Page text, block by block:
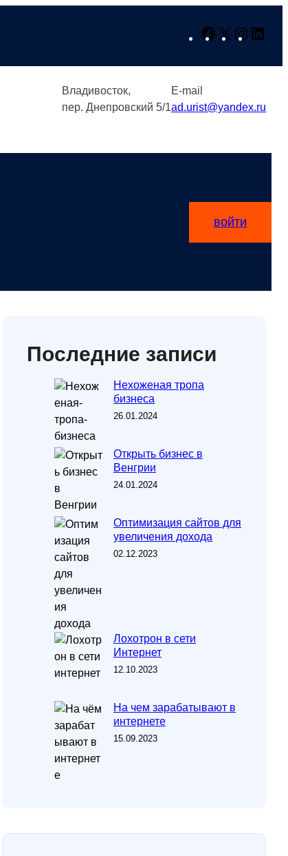
Facebook
X
Владивосток,
пер. Днепровский 5/1
E-mail
ad.urist@yandex.ru
войти
Последние записи
Нехоженая тропа
бизнеса
26.01.2024
Открыть бизнес в
Венгрии
24.01.2024
Оптимизация сайтов для
увеличения дохода
02.12.2023
Лохотрон в сети
Интернет
12.10.2023
На чем зарабатывают в
интернете
15.09.2023